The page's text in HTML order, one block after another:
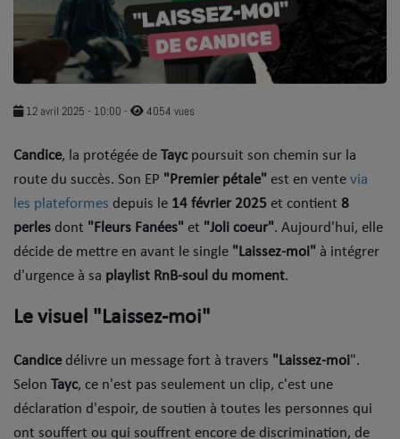
Top 5
SOUL ADDICT PLAY
Flash News
Dans la Street
C quoi ton Actu ?
Dans ton Téléphone
URBAN CULTURE
Sport
12 avril 2025 - 10:00 - 4054 vues
Candice, la protégée de Taycpoursuit son chemin sur la
route du succès. Son EP "Premier pétale" est en vente via
les plateformes depuis le 14 février 2025 et contient 8
perles dont "Fleurs Fanées" et "Joli coeur". Aujourd'hui, elle
décide de mettre en avant le single "Laissez-moi" à intégrer
d'urgence à sa playlist RnB-soul du moment.
Le visuel "Laissez-moi"
Candice délivre un message fort à travers "Laissez-moi".
Selon Tayc, ce n'est pas seulement un clip, c'est une
déclaration d'espoir, de soutien à toutes les personnes qui
ont souffert ou qui souffrent encore de discrimination, de